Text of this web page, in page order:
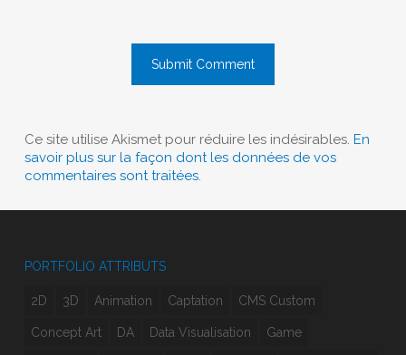
Ce site utilise Akismet pour réduire les indésirables. En
savoir plus sur la façon dont les données de vos
commentaires sont traitées.
PORTFOLIO ATTRIBUTS
2D 3D Animation Captation CMS Custom
Concept Art DA Data Visualisation Game